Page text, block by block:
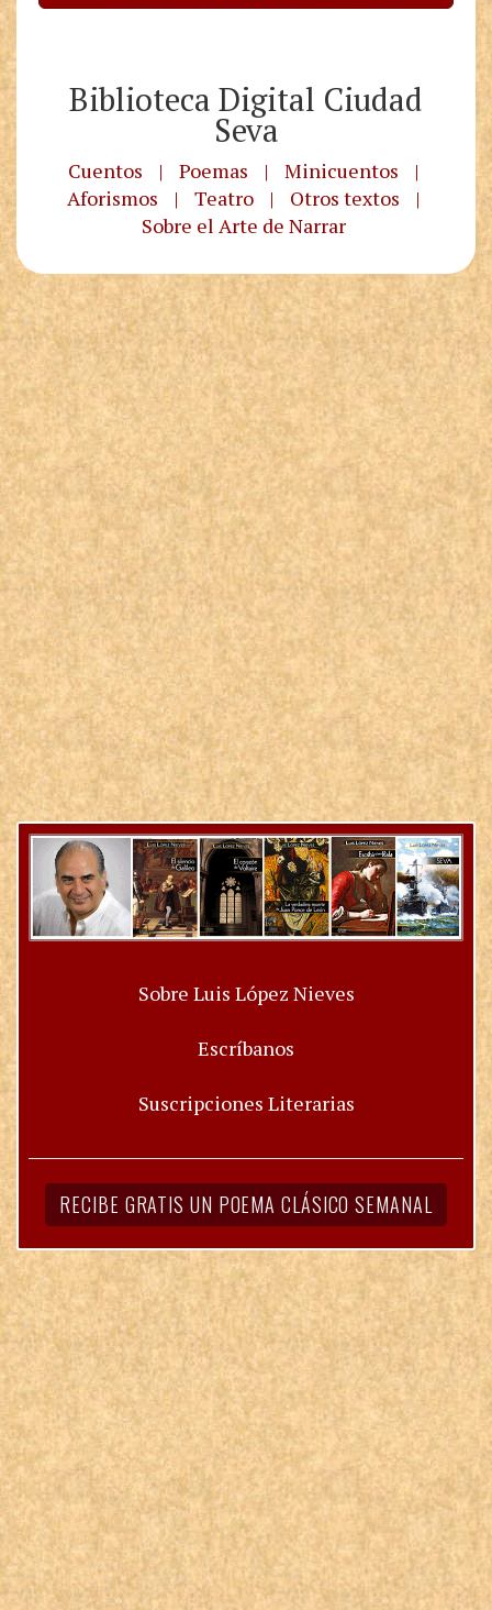
Biblioteca Digital Ciudad
Seva
Cuentos | Poemas | Minicuentos
|
Aforismos
| Teatro | Otros textos
|
Sobre el Arte de Narrar
Sobre Luis López Nieves
Escríbanos
Suscripciones Literarias
RECIBE GRATIS UN POEMA CLÁSICO SEMANAL